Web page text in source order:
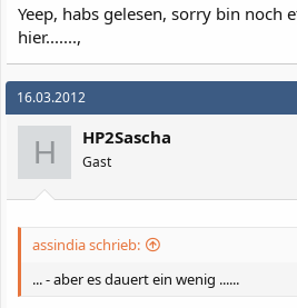
Yeep, habs gelesen, sorry bin noch
hier.......,
16.03.2012
H HP2Sascha
Gast
assindia schrieb:
... - aber es dauert ein wenig ......